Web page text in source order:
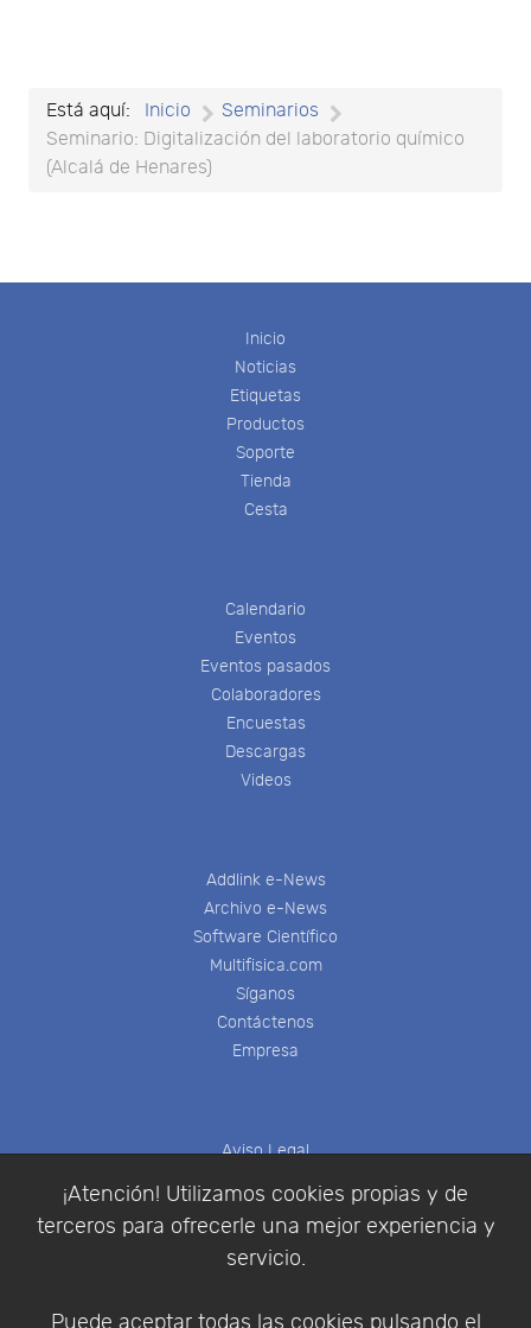
¡Atención! Utilizamos cookies propias y de
terceros para ofrecerle una mejor experiencia y
servicio.
Puede aceptar todas las cookies pulsando el
Está aquí: Inicio
Seminarios
Seminario: Digitalización del laboratorio químico
(Alcalá de Henares)
Inicio
Noticias
Etiquetas
Productos
Soporte
Tienda
Cesta
Calendario
Eventos
Eventos pasados
Colaboradores
Encuestas
Descargas
Videos
Addlink e-News
Archivo e-News
Software Científico
Multifisica.com
Síganos
Contáctenos
Empresa
Aviso Legal
Política de Privacidad
Condiciones de compra
Identificarse